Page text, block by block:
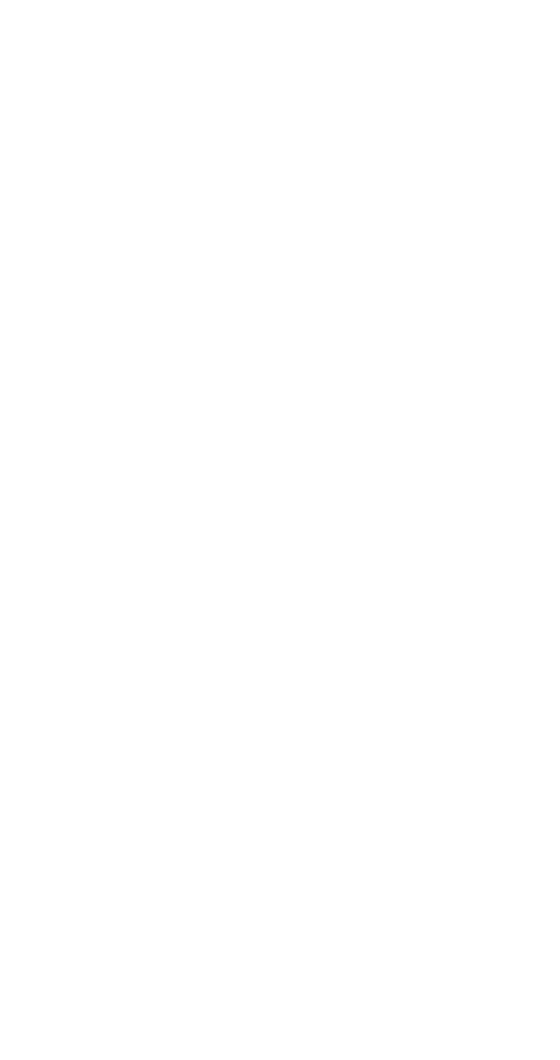
il nostro traffico.
i quali possono
di essi. Questi cookie non
appare o si comporta, ad
e riportando informazioni in
annunci pertinenti e